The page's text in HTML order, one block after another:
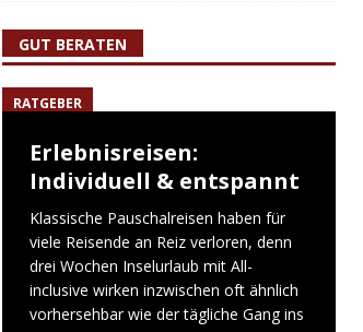
GUT BERATEN
RATGEBER
Erlebnisreisen:
Individuell & entspannt
Klassische Pauschalreisen haben für
viele Reisende an Reiz verloren, denn
drei Wochen Inselurlaub mit All-
inclusive wirken inzwischen oft ähnlich
vorhersehbar wie der tägliche Gang ins